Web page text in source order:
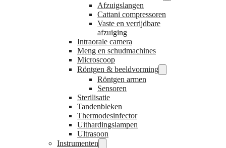
Afzuigslangen
Cattani compressoren
Vaste en verrijdbare
afzuiging
Intraorale camera
Meng en schudmachines
Microscoop
Röntgen & beeldvorming
Röntgen armen
Sensoren
Sterilisatie
Tandenbleken
Thermodesinfector
Uithardingslampen
Ultrasoon
Instrumenten